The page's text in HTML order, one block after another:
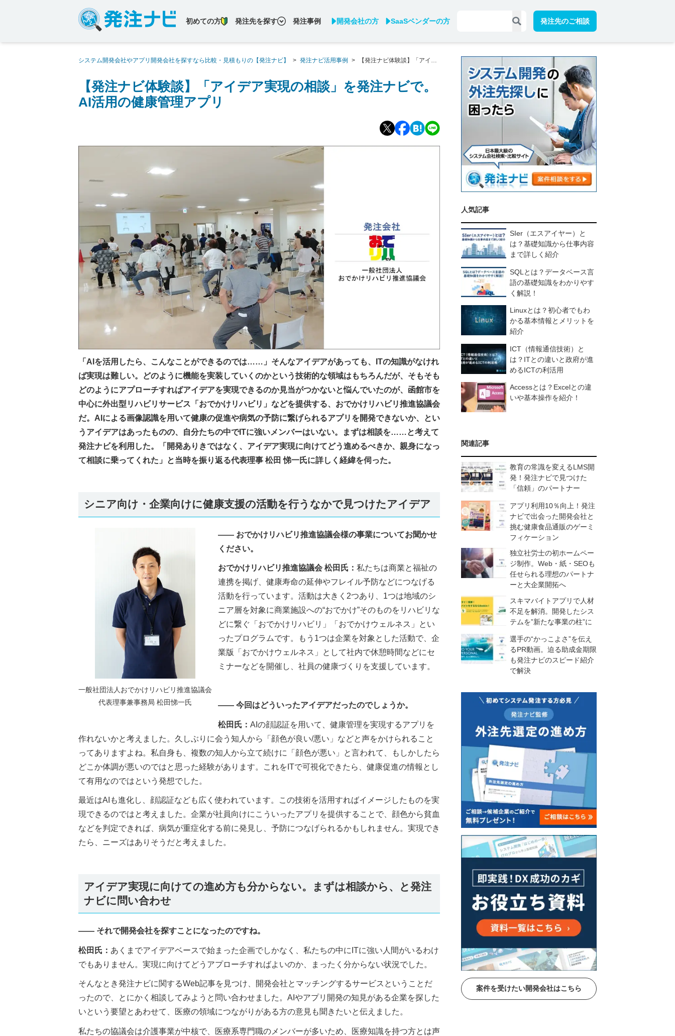
初めての方 発注先を探す 発注事例 開発会社の方 SaaSベンダーの方 発注先のご相談
システム開発会社やアプリ開発会社を探すなら比較・見積もりの【発注ナビ】 > 発注ナビ活用事例 >
【発注ナビ体験談】「アイデ
【発注ナビ体験談】「アイデア実現の相談」を発注ナビで。
AI活用の健康管理アプリ
「AIを活用したら、こんなことができるのでは……」そんなアイデアがあっても、ITの知識がなけれ
ば実現は難しい。どのように機能を実装していくのかという技術的な領域はもちろんだが、そもそも
どのようにアプローチすればアイデアを実現できるのか見当がつかないと悩んでいたのが、函館市を
中心に外出型リハビリサービス「おでかけリハビリ」などを提供する、おでかけリハビリ推進協議会
だ。AIによる画像認識を用いて健康の促進や病気の予防に繋げられるアプリを開発できないか、とい
うアイデアはあったものの、自分たちの中でITに強いメンバーはいない。まずは相談を……と考えて
発注ナビを利用した。「開発ありきではなく、アイデア実現に向けてどう進めるべきか、親身になっ
て相談に乗ってくれた」と当時を振り返る代表理事 松田 悌一氏に詳しく経緯を伺った。
シニア向け・企業向けに健康支援の活動を行うなかで見つけたアイデア
一般社団法人おでかけリハビリ推進協議会
代表理事兼事務局 松田悌一氏
―― おでかけリハビリ推進協議会様の事業についてお聞かせ
ください。
おでかけリハビリ推進協議会 松田氏： 私たちは商業と福祉の
連携を掲げ、健康寿命の延伸やフレイル予防などにつなげる
活動を行っています。活動は大きく2つあり、1つは地域のシ
ニア層を対象に商業施設への“おでかけ”そのものをリハビリな
どに繋ぐ「おでかけリハビリ」「おでかけウェルネス」とい
ったプログラムです。もう1つは企業を対象とした活動で、企
業版「おでかけウェルネス」として社内で休憩時間などにセ
ミナーなどを開催し、社員の健康づくりを支援しています。
―― 今回はどういったアイデアだったのでしょうか。
松田氏： AIの顔認証を用いて、健康管理を実現するアプリを
作れないかと考えました。久しぶりに会う知人から「顔色が良い/悪い」などと声をかけられること
ってありますよね。私自身も、複数の知人から立て続けに「顔色が悪い」と言われて、もしかしたら
どこか体調が悪いのではと思った経験があります。これをITで可視化できたら、健康促進の情報とし
て有用なのではという発想でした。
最近はAIも進化し、顔認証なども広く使われています。この技術を活用すればイメージしたものを実
現できるのではと考えました。企業が社員向けにこういったアプリを提供することで、顔色から貧血
などを判定できれば、病気が重症化する前に発見し、予防につなげられるかもしれません。実現でき
たら、ニーズはありそうだと考えました。
アイデア実現に向けての進め方も分からない。まずは相談から、と発注
ナビに問い合わせ
―― それで開発会社を探すことになったのですね。
松田氏： あくまでアイデアベースで始まった企画でしかなく、私たちの中にITに強い人間がいるわけ
でもありません。実現に向けてどうアプローチすればよいのか、まったく分からない状況でした。
そんなとき発注ナビに関するWeb記事を見つけ、開発会社とマッチングするサービスということだ
ったので、とにかく相談してみようと問い合わせました。AIやアプリ開発の知見がある企業を探した
いという要望とあわせて、医療の領域につながりがある方の意見も聞きたいと伝えました。
私たちの協議会は介護事業が中核で、医療系専門職のメンバーが多いため、医療知識を持つ方とは声
人気記事
SIer（エスアイヤー）と
は？基礎知識から仕事内容
まで詳しく紹介
SQLとは？データベース言
語の基礎知識をわかりやす
く解説！
Linuxとは？初心者でもわ
かる基本情報とメリットを
紹介
ICT（情報通信技術）と
は？ITとの違いと政府が進
めるICTの利活用
Accessとは？Excelとの違
いや基本操作を紹介！
関連記事
教育の常識を変えるLMS開
発！発注ナビで見つけた
「信頼」のパートナー
アプリ利用10％向上！発注
ナビで出会った開発会社と
挑む健康食品通販のゲーミ
フィケーション
独立社労士の初ホームペー
ジ制作。Web・紙・SEOも
任せられる理想のパートナ
ーと大企業開拓へ
スキマバイトアプリで人材
不足を解消。開発したシス
テムを”新たな事業の柱”に
選手の“かっこよさ”を伝え
るPR動画。迫る助成金期限
も発注ナビのスピード紹介
で解決
案件を受けたい開発会社はこちら